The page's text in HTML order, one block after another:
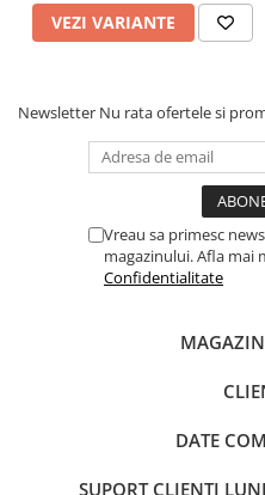
VEZI VARIANTE
Newsletter Nu rata ofertele si
Vreau sa primesc
magazinului. Afla mai
Confidentialitate
DATE
SUPORT CLIENTI